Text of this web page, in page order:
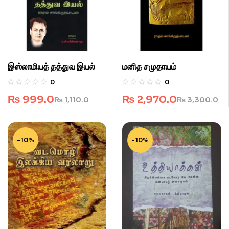
இஸ்லாமியத் தத்துவ இயல்
0
₨1,110.0
₨ 999.0
மனித சமுதாயம்
0
₨3,300.0
₨ 2,970.0
-10% -10%